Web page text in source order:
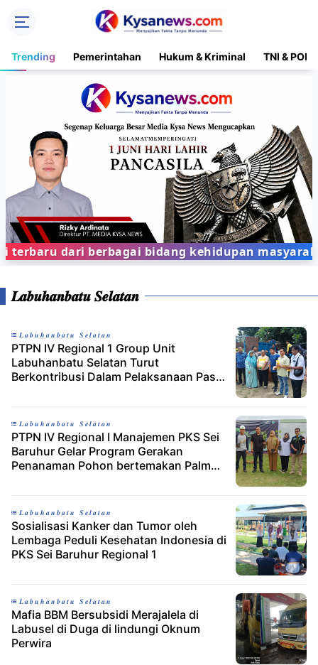
Trending Pemerintahan Hukum & Kriminal TNI &
dari berbagai bidang kehidupan
𝑳𝒂𝒃𝒖𝒉𝒂𝒏𝒃𝒂𝒕𝒖 𝑺𝒆𝒍𝒂𝒕𝒂𝒏
𝑳𝒂𝒃𝒖𝒉𝒂𝒏𝒃𝒂𝒕𝒖 𝑺𝒆𝒍𝒂𝒕𝒂𝒏
PTPN IV Regional 1 Group Unit
Labuhanbatu Selatan Turut
Berkontribusi Dalam Pelaksanaan Pasar
2026
𝑳𝒂𝒃𝒖𝒉𝒂𝒏𝒃𝒂𝒕𝒖 𝑺𝒆𝒍𝒂𝒕𝒂𝒏
PTPN IV Regional I Manajemen PKS Sei
Baruhur Gelar Program Gerakan
Penanaman Pohon bertemakan PalmCo
𝑳𝒂𝒃𝒖𝒉𝒂𝒏𝒃𝒂𝒕𝒖 𝑺𝒆𝒍𝒂𝒕𝒂𝒏
Sosialisasi Kanker dan Tumor oleh
Lembaga Peduli Kesehatan Indonesia di
PKS Sei Baruhur Regional 1
𝑳𝒂𝒃𝒖𝒉𝒂𝒏𝒃𝒂𝒕𝒖 𝑺𝒆𝒍𝒂𝒕𝒂𝒏
Mafia BBM Bersubsidi Merajalela di
Labusel di Duga di lindungi Oknum
Perwira